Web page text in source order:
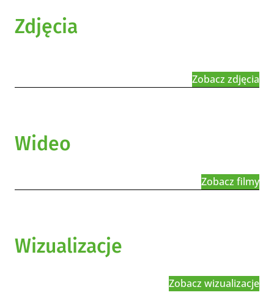
Zdjęcia
Zobacz zdjęcia
Wideo
Zobacz filmy
Wizualizacje
Zobacz wizualizacje